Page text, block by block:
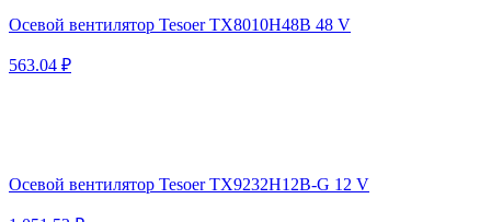
Осевой вентилятор Tesoer TX8010H48B 48 V
563.04 ₽
Осевой вентилятор Tesoer TX9232H12B-G 12 V